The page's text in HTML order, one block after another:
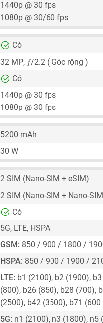
1440p @ 30 fps
1080p @ 30/60 fps
Có
32 MP, ƒ/2.2 ( Góc rộng )
Có
1440p @ 30 fps
1080p @ 30 fps
5200 mAh
30 W
2 SIM (Nano-SIM + eSIM)
2 SIM (Nano-SIM + Nano-
Có
5G, LTE, HSPA
GSM: 850 / 900 / 1800 /
HSPA: 850 / 900 / 1900 /
LTE: b1 (2100), b2 (1900),
(800), b26 (850), b28 (700),
(2500), b42 (3500), b71 (600
5G: n1 (2100), n3 (1800), n5